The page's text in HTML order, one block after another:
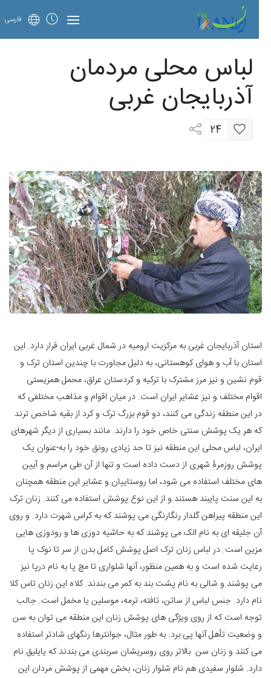
فارسی
لباس محلی مردمان
آذربایجان غربی
24
استان آذربایجان غربی به مرکزیت ارومیه در شمال غربی ایران قرار دارد. این
استان با آب و هوای کوهستانی، به دلیل مجاورت با چندین استان ترک و
قوم نشین و نیز مرز مشترک با ترکیه و کردستان عراق، محمل همزیستی
اقوام مختلف و نیز عشایر ایران است. در میان اقوام و مذاهب مختلفی که
در این منطقه زندگی می کنند، دو قوم بزرگ ترک و کرد از بقیه شاخص ترند
که هر یک پوشش سنتی خاص خود را دارند. مانند بسیاری از دیگر شهرهای
ایران، لباس محلی این منطقه نیز تا حد زیادی رونق خود را به-عنوان یک
پوشش روزمرۀ شهری از دست داده است و تنها از آن طی مراسم و آیین
های مختلف استفاده می شود، اما روستاییان و عشایر این منطقه همچنان
به این سنت پایبند هستند و از این نوع پوشش استفاده می کنند. زنان ترک
این منطقه پیراهن گلدار رنگارنگی می پوشند که به کراس شهرت دارد. و روی
آن جلیقه ای به نام الک می پوشند که به حاشیه دوزی ها و رودوزی هایی
مزین است. در لباس زنان ترک اصل پوشش کامل بدن از سر تا نوک پا
رعایت شده است و به همین منظور، آنها شلواری تا مچ پا به نام درپا نیز
می پوشند و شالی به نام پشت بند به کمر می بندند. کلاه این زنان تاس کلا
نام دارد. جنس لباس از ساتن، تافته، ترمه، موسلین یا مخمل است. جالب
توجه است که از روی ویژگی های پوشش زنان این منطقه می توان به سن
و وضعیت تأهل آنها پی برد. به طور مثال، جوانترها رنگهای شادتر استفاده
می کنند و زنان سن بالاتر روی روسریشان سربندی می بندند که یایلیق نام
دارد. شلوار سفیدی هم نام شلوار زنان، بخش مهمی از پوشش مردان این